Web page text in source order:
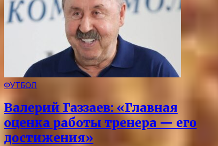
ФУТБОЛ
Валерий Газзаев: «Главная
оценка работы тренера — его
достижения»